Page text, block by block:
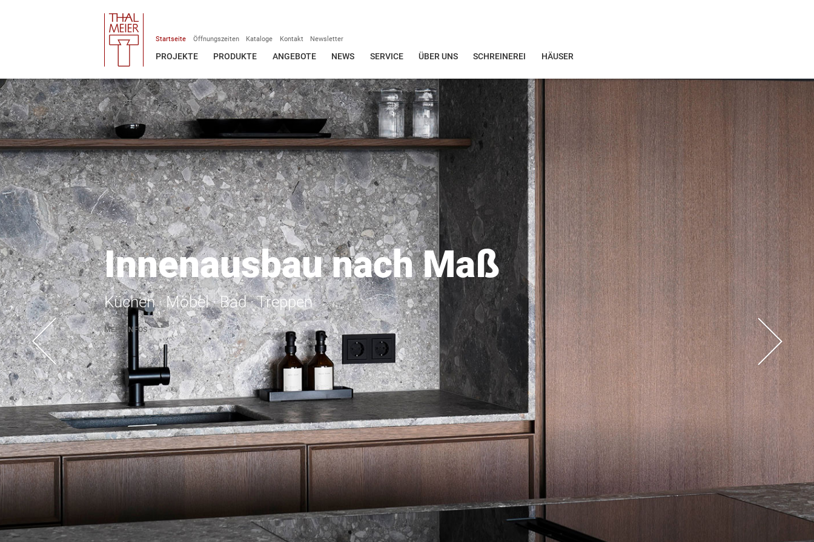
Startseite Öffnungszeiten Kataloge Kontakt Newsletter
PROJEKTE PRODUKTE ANGEBOTE NEWS SERVICE ÜBER UNS SCHREINEREI HÄUSER
Innenausbau nach Maß
Küchen · Möbel · Bad · Treppen
MEHR INFOS